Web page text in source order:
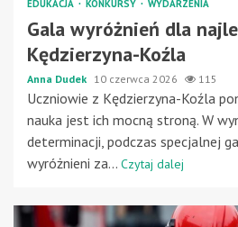
EDUKACJA KONKURSY WYDARZENIA
Gala wyróżnień dla
Kędzierzyna-Koźla
Anna Dudek 10 czerwca 2026 115
Uczniowie z Kędzierzyna-Koźla
nauka jest ich mocną stroną. W
determinacji, podczas specjalnej
wyróżnieni za... Czytaj dalej